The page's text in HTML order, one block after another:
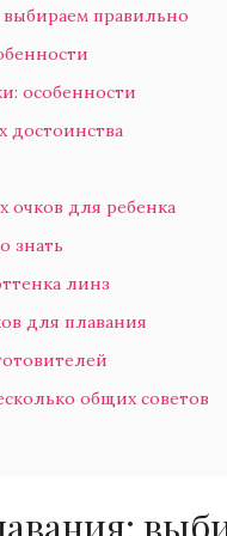
правильно
особенности
достоинства
очков для ребенка
знать
линз
для плавания
общих советов